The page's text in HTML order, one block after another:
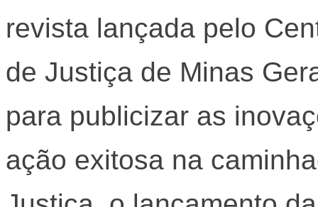
revista lançada pelo
de Justiça de Minas
para publicizar as
ação exitosa na